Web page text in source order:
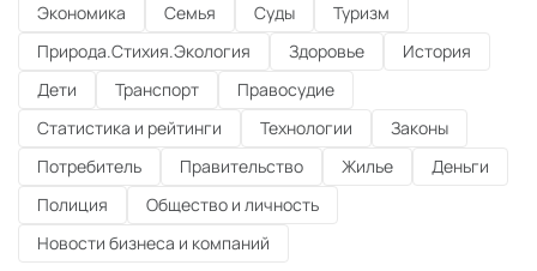
Экономика
Семья Суды
Туризм
Природа.Стихия.Экология
Здоровье
История
Дети
Транспорт
Правосудие
Статистика и рейтинги
Технологии
Законы
Потребитель
Правительство Жилье
Деньги
Полиция
Общество и личность
Новости бизнеса и компаний